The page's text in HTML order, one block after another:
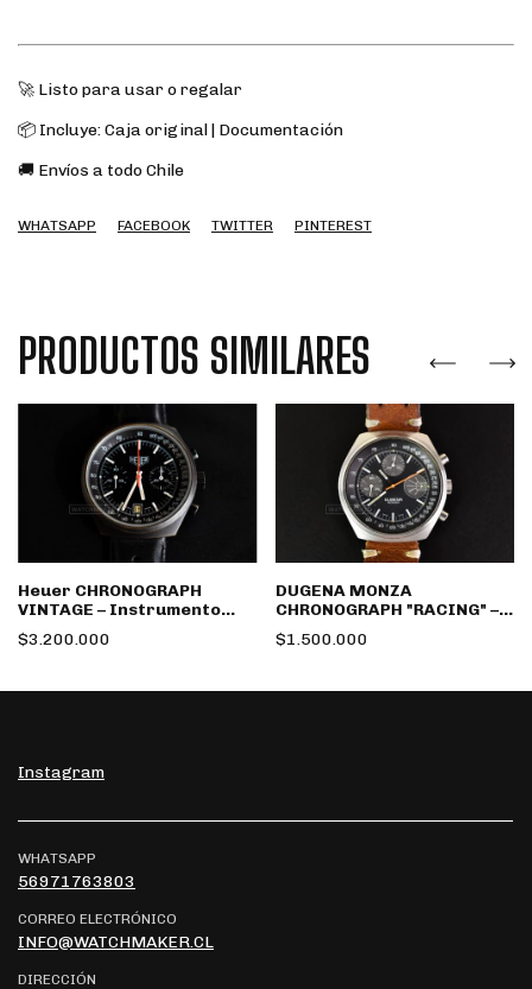
🚀 Listo para usar o regalar
📦 Incluye: Caja original | Documentación
🚚 Envíos a todo Chile
WHATSAPP FACEBOOK TWITTER PINTEREST
PRODUCTOS SIMILARES
Heuer CHRONOGRAPH
VINTAGE – Instrumento
Clásico Suizo de Precisión
Deportiva
$3.200.000
DUGENA MONZA
CHRONOGRAPH "RACING" –
Espíritu Motorsport de los
70
$1.500.000
Instagram
WHATSAPP
56971763803
CORREO ELECTRÓNICO
INFO@WATCHMAKER.CL
DIRECCIÓN